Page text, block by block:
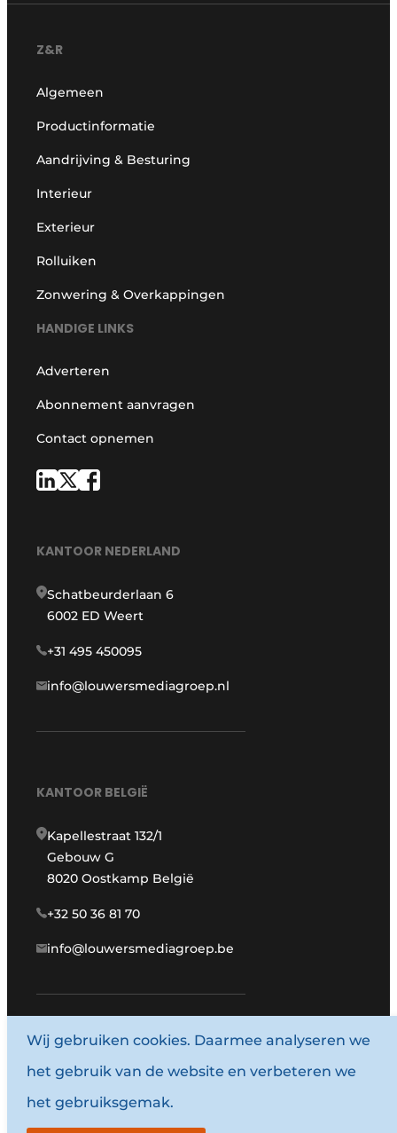
Z&R
Algemeen
Productinformatie
Aandrijving & Besturing
Interieur
Exterieur
Rolluiken
Zonwering & Overkappingen
HANDIGE LINKS
Adverteren
Abonnement aanvragen
Contact opnemen
KANTOOR NEDERLAND
Schatbeurderlaan 6
6002 ED Weert
+31 495 450095
info@louwersmediagroep.nl
KANTOOR BELGIË
Kapellestraat 132/1
Gebouw G
8020 Oostkamp België
+32 50 36 81 70
info@louwersmediagroep.be
www.louwersmediagroep.com
© 1987 - 2026 Louwersmediagroep.
Algemene voorwaarden
Wij gebruiken cookies. Daarmee analyseren we
het gebruik van de website en verbeteren we
het gebruiksgemak.